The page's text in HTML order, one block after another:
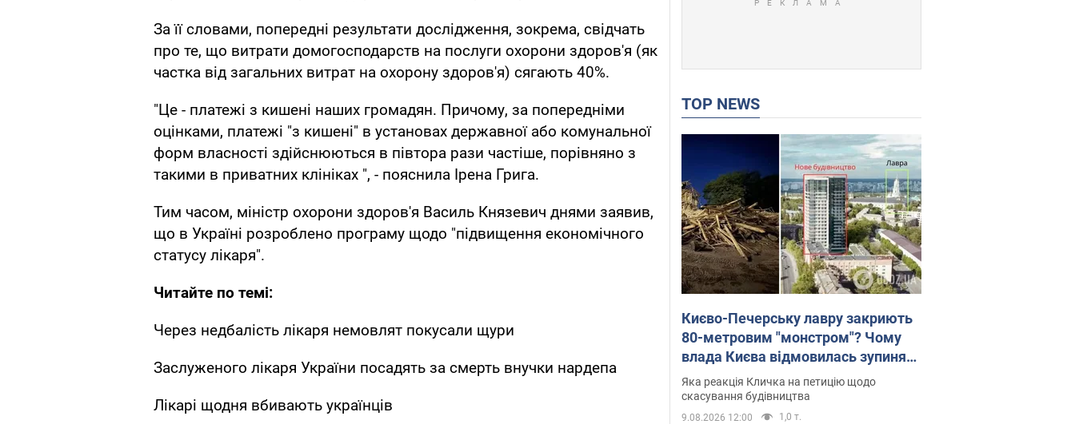
За її словами, попередні результати дослідження, зокрема, свідчать
про те, що витрати домогосподарств на послуги охорони здоров'я (як
частка від загальних витрат на охорону здоров'я) сягають 40%.
"Це - платежі з кишені наших громадян. Причому, за попередніми
оцінками, платежі "з кишені" в установах державної або комунальної
форм власності здійснюються в півтора рази частіше, порівняно з
такими в приватних клініках ", - пояснила Ірена Грига.
Тим часом, міністр охорони здоров'я Василь Князевич днями заявив,
що в Україні розроблено програму щодо "підвищення економічного
статусу лікаря".
Читайте по темі:
Через недбалість лікаря немовлят покусали щури
Заслуженого лікаря України посадять за смерть внучки нардепа
Лікарі щодня вбивають українців
TOP NEWS
Києво-Печерську лавру закриють
80-метровим "монстром"? Чому
влада Києва відмовилась зупиняти
будівництво хмарочоса
"московського вірянина"
Яка реакція Кличка на петицію щодо
скасування будівництва
9.08.2026 12:00 1,0 т.